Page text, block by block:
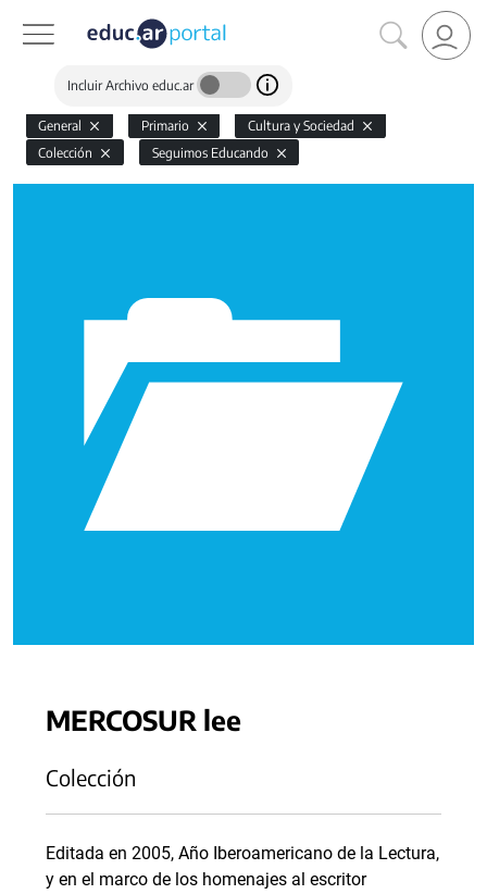
Incluir Archivo educ.ar
General Primario
Cultura y Sociedad
Colección
Seguimos Educando
MERCOSUR lee
Colección
Editada en 2005, Año Iberoamericano de la Lectura,
y en el marco de los homenajes al escritor